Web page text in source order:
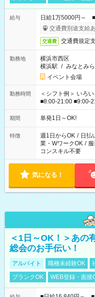
給与
日給1万5000円～ ■
交通費別途支給
交通費 交通費規定
勤務地
横浜市西区
横浜駅 / みなとみ
イベント会場
勤務時間
＜シフト例＞ いろ
■8:00-21:00 ■9:00-
期間 単発1日～OK!
特徴 週1日からOK / 日払
業・WワークOK /
コンスキル不要
気になる！
＜1日～OK！＞あの
総会のお手伝い！
アルバイト 職種未経験OK
ブランクOK
WEB登録・面接